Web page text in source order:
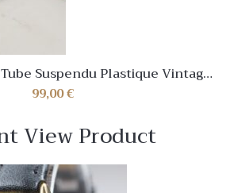
Suspendu Plastique Vintage
Space Age Moderniste
99,00€
View Product